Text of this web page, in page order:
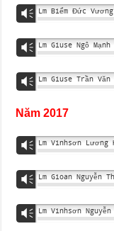
Vm Lm Biểm Đức
Vm Lm Giuse Ngô Mạnh
Vm Lm Giuse Trần
Năm 2017
Vm Lm Vinhsơn Lương
Vm Lm Gioan Nguyễn
Vm Lm Vinhsơn